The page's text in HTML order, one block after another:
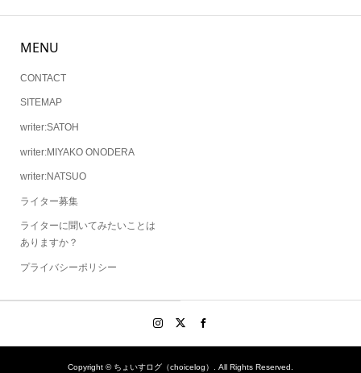
MENU
CONTACT
SITEMAP
writer:SATOH
writer:MIYAKO ONODERA
writer:NATSUO
ライター募集
ライターに聞いてみたいことは
ありますか？
プライバシーポリシー
Copyright ©ちょいすログ（choicelog）. All Rights Reserved.